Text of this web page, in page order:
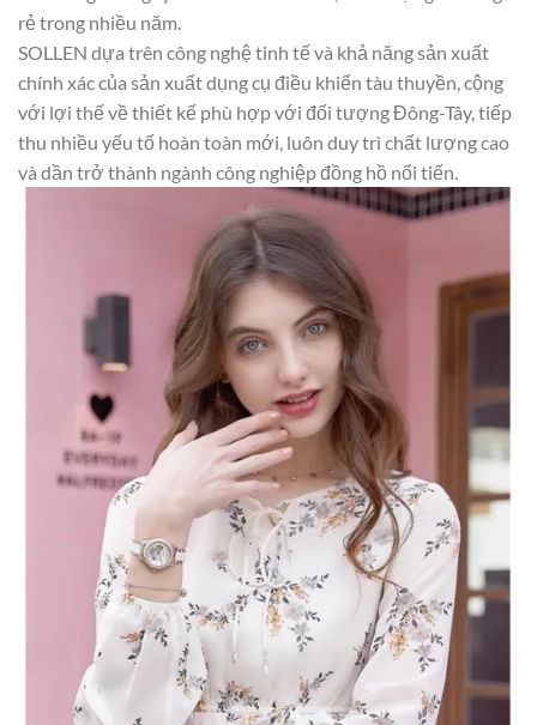
rẻ trong nhiều năm.
SOLLEN dựa trên công nghệ tinh tế và khả năng sản xuất
chính xác của sản xuất dụng cụ điều khiển tàu thuyền, cộng
với lợi thế về thiết kế phù hợp với đối tượng Đông-Tây, tiếp
thu nhiều yếu tố hoàn toàn mới, luôn duy trì chất lượng cao
và dần trở thành ngành công nghiệp đồng hồ nổi tiến.